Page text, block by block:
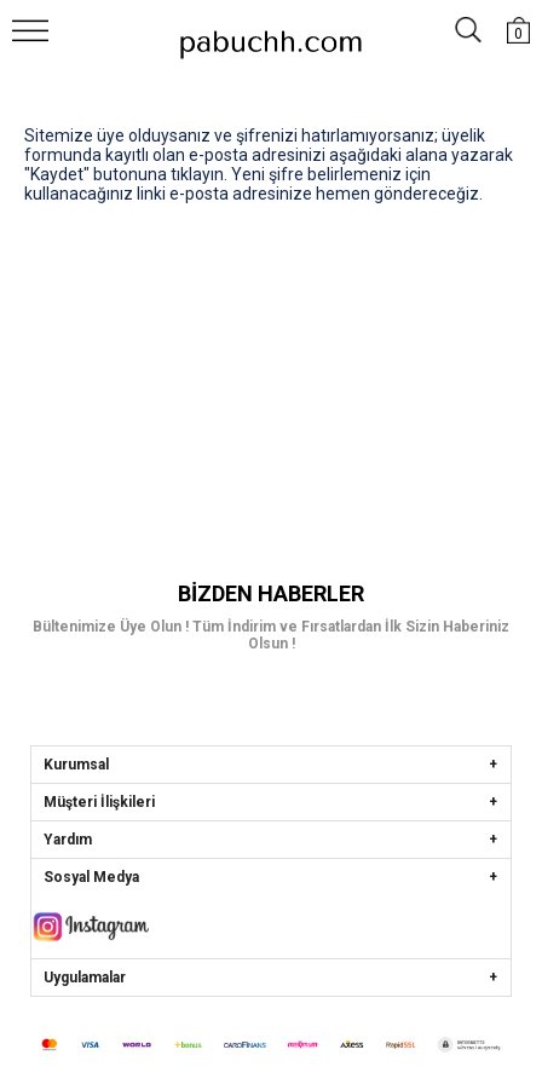
0
Sitemize üye olduysanız ve şifrenizi hatırlamıyorsanız; üyelik
formunda kayıtlı olan e-posta adresinizi aşağıdaki alana yazarak
"Kaydet" butonuna tıklayın. Yeni şifre belirlemeniz için
kullanacağınız linki e-posta adresinize hemen göndereceğiz.
BIZDEN HABERLER
Bültenimize Üye Olun ! Tüm İndirim ve Fırsatlardan İlk Sizin Haberiniz
Olsun !
Kurumsal
Müşteri İlişkileri
Yardım
Sosyal Medya
Uygulamalar